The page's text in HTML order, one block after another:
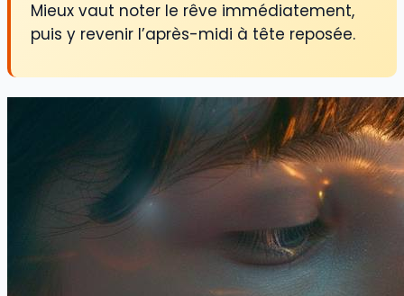
Mieux vaut noter le rêve immédiatement,
puis y revenir l’après-midi à tête reposée.